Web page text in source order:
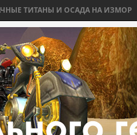
ТИТАНЫ И ОСАДА НА ИЗМОР